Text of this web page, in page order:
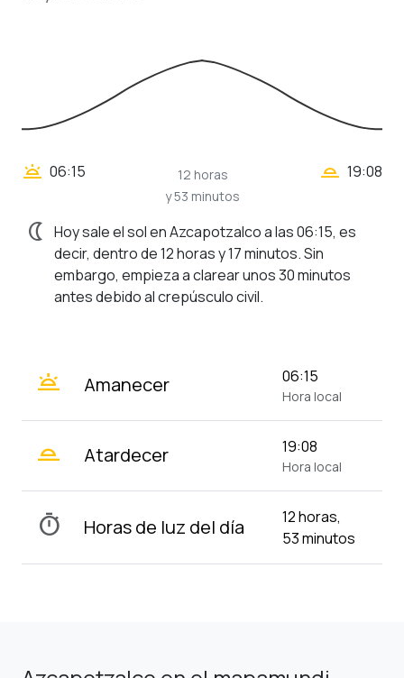
wb_twilight 06:15
12 horas
y 53 minutos
wb_twilight_2 19:08
nightlight Hoy sale el sol en Azcapotzalco a las 06:15, es
decir, dentro de 12 horas y 17 minutos. Sin
embargo, empieza a clarear unos 30 minutos
antes debido al crepúsculo civil.
wb_twilight Amanecer 06:15
Hora local
wb_twilight_2 Atardecer 19:08
Hora local
timer Horas de luz del día
12 horas,
53 minutos